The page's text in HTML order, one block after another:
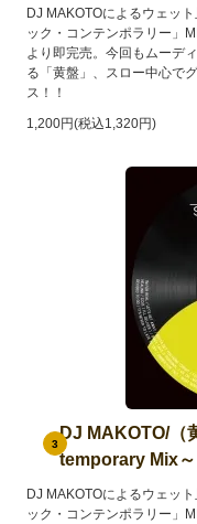
DJ MAKOTOによるウェッ
ック・コンテンポラリー」
より即完売。今回もムーデ
る「黄盤」、スロー中心で
ス！！
1,200円(税込1,320円)
3
DJ MAKOTO/（
temporary Mix～
DJ MAKOTOによるウェッ
ック・コンテンポラリー」